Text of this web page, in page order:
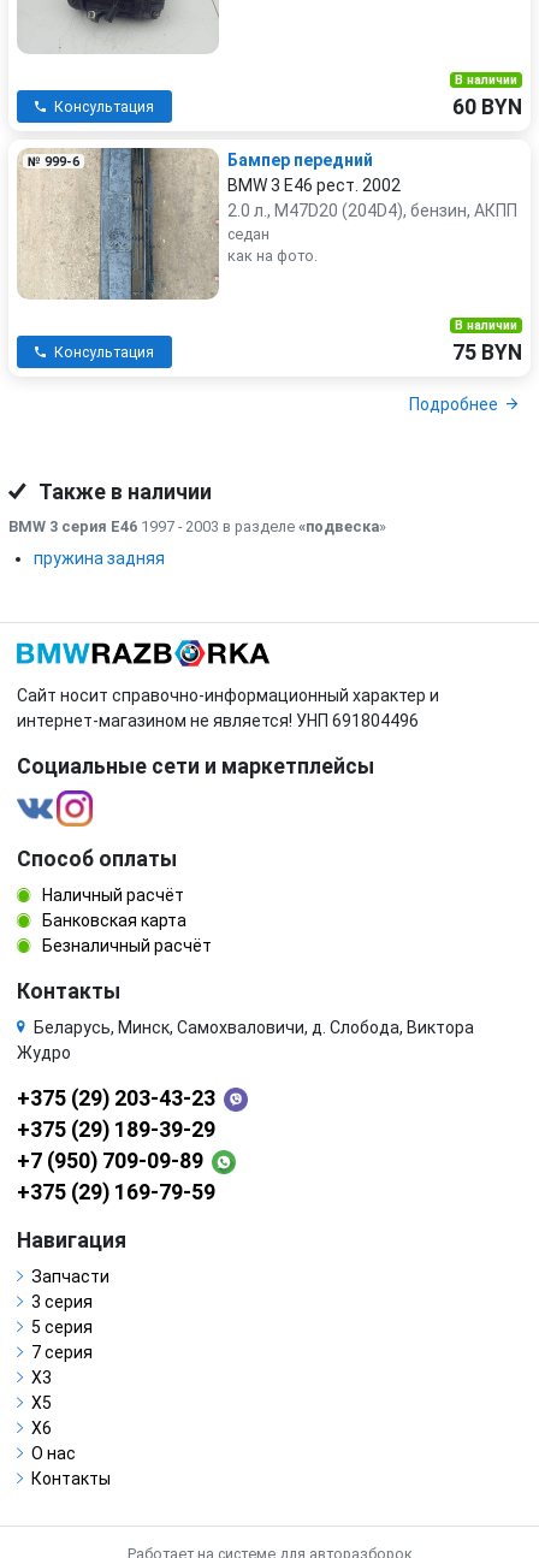
Консультация
В наличии
60 BYN
№ 999-6
Бампер передний
BMW 3 E46 рест. 2002
2.0 л., M47D20 (204D4), бензин, АКПП
седан
как на фото.
Консультация
В наличии
75 BYN
Подробнее
Также в наличии
BMW 3 серия E46 1997 - 2003 в разделе «подвеска»
пружина задняя
Сайт носит справочно-информационный характер и
интернет-магазином не является! УНП 691804496
Социальные сети и маркетплейсы
Способ оплаты
Наличный расчёт
Банковская карта
Безналичный расчёт
Контакты
Беларусь, Минск, Самохваловичи, д. Слобода, Виктора
Жудро
+375 (29) 203-43-23
+375 (29) 189-39-29
+7 (950) 709-09-89
+375 (29) 169-79-59
Навигация
Запчасти
3 серия
5 серия
7 серия
X3
X5
X6
О нас
Контакты
Работает на системе для авторазборок